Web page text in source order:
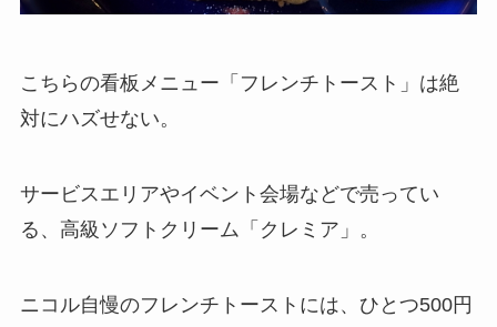
こちらの看板メニュー「フレンチトースト」は絶
対にハズせない。
サービスエリアやイベント会場などで売ってい
る、高級ソフトクリーム「クレミア」。
ニコル自慢のフレンチトーストには、ひとつ500円